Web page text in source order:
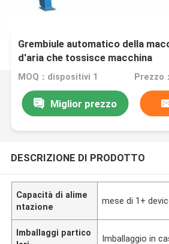
Grembiule automatico della
d'aria che tossisce macchina
MOQ：dispositivi 1 Prezzo
Miglior prezzo
DESCRIZIONE DI PRODOTTO
Capacità di alime
ntazione
mese di 1+
Imballaggi partico
Imballaggio in